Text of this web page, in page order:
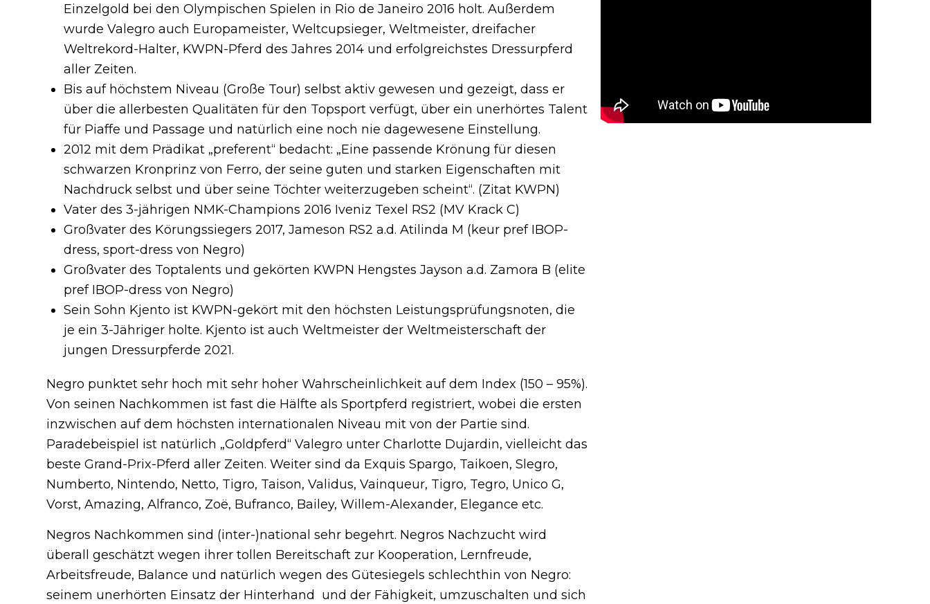
Einzelgold bei den Olympischen Spielen in Rio de Janeiro 2016 holt. Außerdem
wurde Valegro auch Europameister, Weltcupsieger, Weltmeister, dreifacher
Weltrekord-Halter, KWPN-Pferd des Jahres 2014 und erfolgreichstes Dressurpferd
aller Zeiten.
Bis auf höchstem Niveau (Große Tour) selbst aktiv gewesen und gezeigt, dass er
über die allerbesten Qualitäten für den Topsport verfügt, über ein unerhörtes Talent
für Piaffe und Passage und natürlich eine noch nie dagewesene Einstellung.
2012 mit dem Prädikat „preferent“ bedacht: „Eine passende Krönung für diesen
schwarzen Kronprinz von Ferro, der seine guten und starken Eigenschaften mit
Nachdruck selbst und über seine Töchter weiterzugeben scheint“. (Zitat KWPN)
Vater des 3-jährigen NMK-Champions 2016 Iveniz Texel RS2 (MV Krack C)
Großvater des Körungssiegers 2017, Jameson RS2 a.d. Atilinda M (keur pref IBOP-
dress, sport-dress von Negro)
Großvater des Toptalents und gekörten KWPN Hengstes Jayson a.d. Zamora B (elite
pref IBOP-dress von Negro)
Sein Sohn Kjento ist KWPN-gekört mit den höchsten Leistungsprüfungsnoten, die
je ein 3-Jähriger holte. Kjento ist auch Weltmeister der Weltmeisterschaft der
jungen Dressurpferde 2021.
Negro punktet sehr hoch mit sehr hoher Wahrscheinlichkeit auf dem Index (150 – 95%).
Von seinen Nachkommen ist fast die Hälfte als Sportpferd registriert, wobei die ersten
inzwischen auf dem höchsten internationalen Niveau mit von der Partie sind.
Paradebeispiel ist natürlich „Goldpferd“ Valegro unter Charlotte Dujardin, vielleicht das
beste Grand-Prix-Pferd aller Zeiten. Weiter sind da Exquis Spargo, Taikoen, Slegro,
Numberto, Nintendo, Netto, Tigro, Taison, Validus, Vainqueur, Tigro, Tegro, Unico G,
Vorst, Amazing, Alfranco, Zoë, Bufranco, Bailey, Willem-Alexander, Elegance etc.
Negros Nachkommen sind (inter-)national sehr begehrt. Negros Nachzucht wird
überall geschätzt wegen ihrer tollen Bereitschaft zur Kooperation, Lernfreude,
Arbeitsfreude, Balance und natürlich wegen des Gütesiegels schlechthin von Negro:
seinem unerhörten Einsatz der Hinterhand und der Fähigkeit, umzuschalten und sich